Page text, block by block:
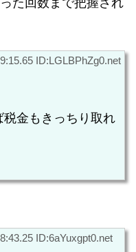
ID:LGLBPhZg0.net
金もきっちり取れ
ID:6aYuxgpt0.net